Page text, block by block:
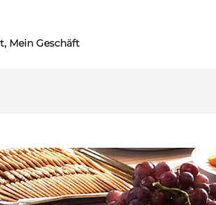
Mein Geschäft